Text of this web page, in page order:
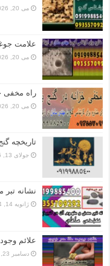
می 20, 2026
علامت
می 20, 2026
راه مخفی
می 20, 2026
تاریخچه
جولای 13, 2025
نشانه تبر
ژانویه 14, 2024
علائم
دسامبر 23, 2023